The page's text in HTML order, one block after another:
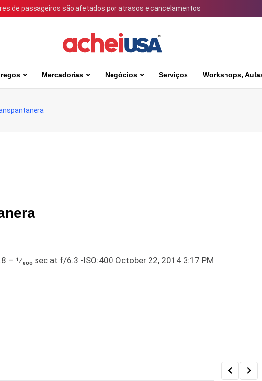
de passageiros são afetados por atrasos e cancelamentos
Mercadorias Negócios Serviços Workshops,
¹⁄₈₀₀ sec at f/6.3 -ISO:400 October 22, 2014 3:17 PM